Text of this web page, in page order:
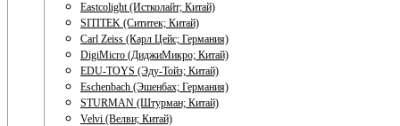
Eastcolight (Истколайт; Китай)
SITITEK (Сититек; Китай)
Carl Zeiss (Карл Цейс; Германия)
DigiMicro (ДиджиМикро; Китай)
EDU-TOYS (Эду-Тойз; Китай)
Eschenbach (Эшенбах; Германия)
STURMAN (Штурман; Китай)
Velvi (Велви; Китай)